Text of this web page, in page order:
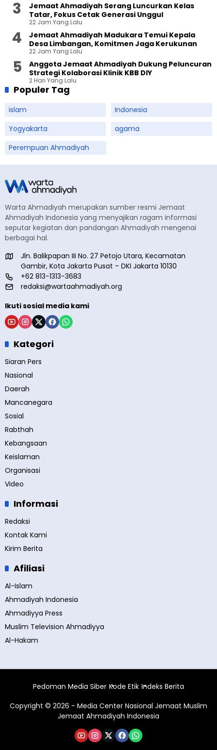
Jemaat Ahmadiyah Serang Luncurkan Kelas
Tatar, Fokus Cetak Generasi Unggul
22 Jam Yang Lalu
Jemaat Ahmadiyah Madukara Temui Kepala
Desa Limbangan, Komitmen Jaga Kerukunan
22 Jam Yang Lalu
Anggota Jemaat Ahmadiyah Dukung Peluncuran
Strategi Kolaborasi Klinik KBB DIY
2 Hari Yang Lalu
Populer Tag
islam
Indonesia
Yogyakarta
agama
Perempuan Ahmadiyah
Warta Ahmadiyah merupakan sumber resmi Jemaat
Ahmadiyah Indonesia yang menyajikan ragam informasi
seputar kegiatan dan pandangan Ahmadiyah mengenai
berbagai hal.
Jln. Balikpapan III No. 27 Petojo Utara, Kecamatan
Gambir, Kota Jakarta Pusat – DKI Jakarta 10130
+62 813-1313-3683
redaksi@wartaahmadiyah.org
Ikuti sosial media kami
Kategori
Siaran Pers
Nasional
Daerah
Mancanegara
Sosial
Rabthah
Kebangsaan
Keislaman
Organisasi
Video
Informasi
Redaksi
Kontak Kami
Kirim Berita
Afiliasi
Al-Islam
Ahmadiyah Indonesia
Ahmadiyya Press
Muslim Television Ahmadiyya
Al-Hakam
Pedoman Media Siber Kode Etik Indeks Berita
Copyright © 2026 - Media Center Nasional Jemaat Muslim
Jemaat Ahmadiyah Indonesia